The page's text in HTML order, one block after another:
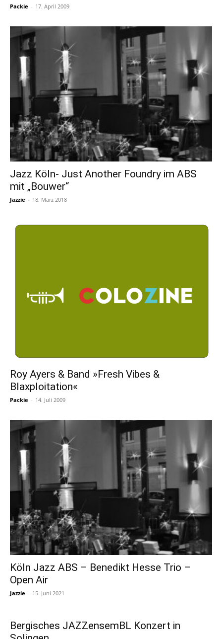
Packie - 17. April 2009
Jazz Köln- Just Another Foundry im ABS
mit „Bouwer“
Jazzie - 18. März 2018
Roy Ayers & Band »Fresh Vibes &
Blaxploitation«
Packie - 14. Juli 2009
Köln Jazz ABS – Benedikt Hesse Trio –
Open Air
Jazzie - 15. Juni 2021
Bergisches JAZZensemBL Konzert in